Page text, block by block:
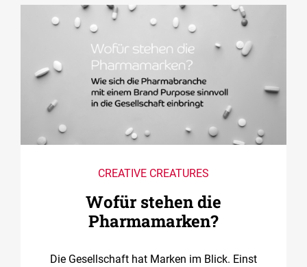
CREATIVE CREATURES
Wofür stehen die
Pharmamarken?
Die Gesellschaft hat Marken im Blick. Einst